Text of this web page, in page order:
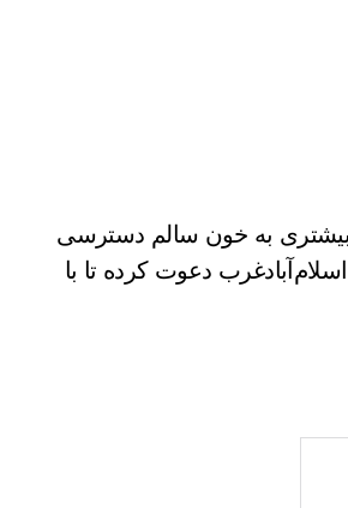
بیشتری به خون سالم دسترسی
دعوت کرده تا با